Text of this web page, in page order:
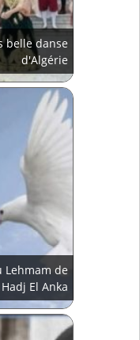
belle danse
d'Algérie
Lehmam de
Hadj El Anka